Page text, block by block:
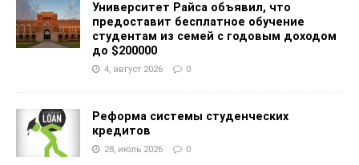
Университет Райса объявил, что
предоставит бесплатное обучение
студентам из семей с годовым доходом
до $200000
4, август 2026 0
Реформа системы студенческих
кредитов
28, июль 2026 0